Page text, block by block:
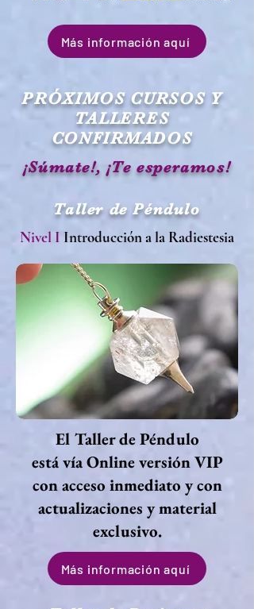
Más información aquí
PRÓXIMOS CURSOS Y
TALLERES
CONFIRMADOS
¡Súmate!, ¡Te esperamos!
Taller de Péndulo
Nivel I Introducción a la Radiestesia
El Taller de Péndulo
está vía Online versión VIP
con acceso inmediato y con
actualizaciones y material
exclusivo.
Más información aquí